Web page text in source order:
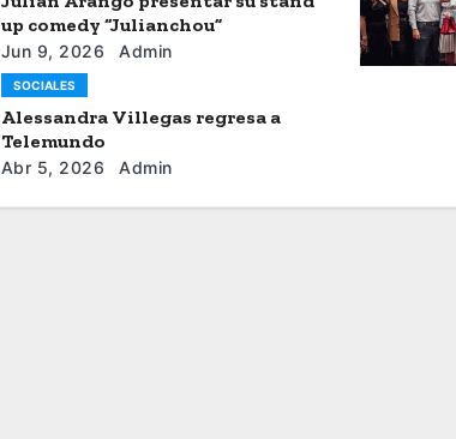
up comedy “Julianchou”
Jun 9, 2026 Admin
SOCIALES
Alessandra Villegas regresa a
Telemundo
Abr 5, 2026 Admin